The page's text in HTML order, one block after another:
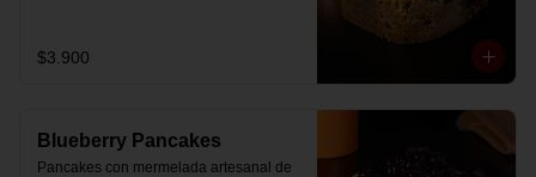
$3.900
Blueberry Pancakes
Pancakes con mermelada artesanal de